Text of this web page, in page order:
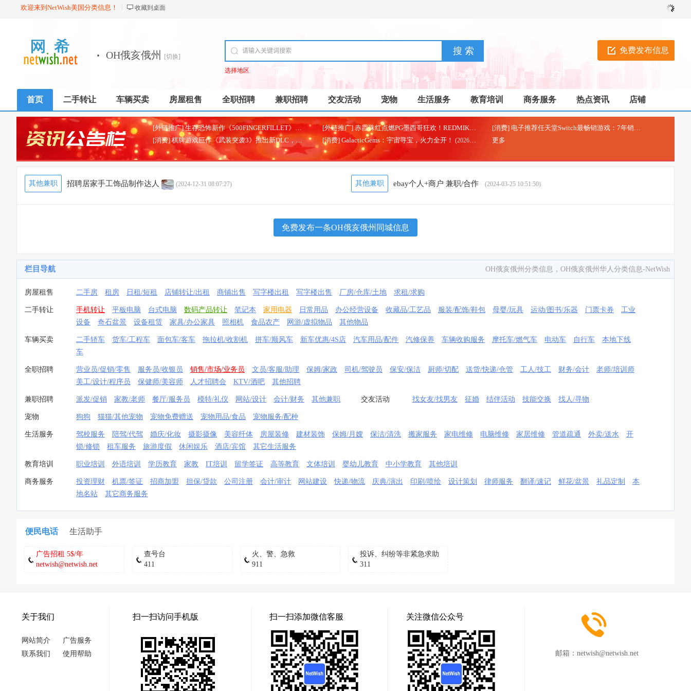
欢迎来到NetWish美国分类信息！ 收藏到桌面
免费发布信息
· OH俄亥俄州
[切换]
选择地区
首页 二手转让 车辆买卖 房屋租售 全职招聘 兼职招聘 交友活动 宠物 生活服务 教育培训 商务服务 热点资讯 店铺
[外链推广] 生存恐怖新作《500FINGERFILLET》发布PG试玩版 (2026-08-05) [外链推广] 赤霞珠红点燃PG墨西哥狂欢！REDMIK100ProMax亮相 (2026-07-31)
[消费] 电子推荐任天堂Switch最畅销游戏：7年销售6427万份，持续火爆
[消费] 棋牌游戏巨作《武装突袭3》推出新DLC，聚焦海军陆战队场景
(2026-07-22)
[消费] GalacticGems：宇宙寻宝，火力全开！ (2026-07-22) 更多
其他兼职 招聘居家手工饰品制作达人 (2024-12-31 08:07:27) 其他兼职 ebay个人+商户 兼职/合作 (2024-03-25 10:51:50)
免费发布一条OH俄亥俄州同城信息
栏目导航 OH俄亥俄州分类信息，OH俄亥俄州华人分类信息-NetWish
房屋租售 二手房 租房 日租/短租 店铺转让/出租 商铺出售 写字楼出租 写字楼出售 厂房/仓库/土地 求租/求购
二手转让 手机转让 平板电脑 台式电脑 数码产品转让 笔记本 家用电器 日常用品 办公经营设备 收藏品/工艺品 服装/配饰/鞋包 母婴/玩具 运动/图书/乐器 门票卡券
工业
设备
奇石盆景 设备租赁 家具/办公家具 照相机 食品农产 网游/虚拟物品 其他物品
车辆买卖 二手轿车 货车/工程车 面包车/客车 拖拉机/收割机 拼车/顺风车 新车优惠/4S店 汽车用品/配件 汽修保养 车辆收购服务 摩托车/燃气车 电动车 自行车
本地下线
车
全职招聘 营业员/促销/零售 服务员/收银员 销售/市场/业务员 文员/客服/助理 保姆/家政 司机/驾驶员 保安/保洁 厨师/切配 送货/快递/仓管 工人/技工 财务/会计
老师/培训师
美工/设计/程序员
保健师/美容师 人才招聘会 KTV/酒吧 其他招聘
兼职招聘 派发/促销 家教/老师 餐厅/服务员 模特/礼仪 网站/设计 会计/财务 其他兼职 交友活动 找女友/找男友 征婚 结伴活动 技能交换 找人/寻物
宠物 狗狗 猫猫/其他宠物 宠物免费赠送 宠物用品/食品 宠物服务/配种
生活服务 驾校服务 陪驾/代驾 婚庆/化妆 摄影摄像 美容纤体 房屋装修 建材装饰 保姆/月嫂 保洁/清洗 搬家服务 家电维修 电脑维修 家居维修 管道疏通 外卖/送水
开
锁/修锁
租车服务 旅游度假 休闲娱乐 酒店/宾馆 其它生活服务
教育培训 职业培训 外语培训 学历教育 家教 IT培训 留学签证 高等教育 文体培训 婴幼儿教育 中小学教育 其他培训
商务服务 投资理财 机票/签证 招商加盟 担保/贷款 公司注册 会计/审计 网站建设 快递/物流 庆典/演出 印刷/喷绘 设计策划 律师服务 翻译/速记 鲜花/盆景 礼品定制
本
地名站
其它商务服务
便民电话 生活助手
广告招租 5$/年
netwish@netwish.net
查号台
411
火、警、急救
911
投诉、纠纷等非紧急求助
311
关于我们
网站简介
广告服务
联系我们
使用帮助
扫一扫访问手机版 扫一扫添加微信客服 关注微信公众号
邮箱： netwish@netwish.net